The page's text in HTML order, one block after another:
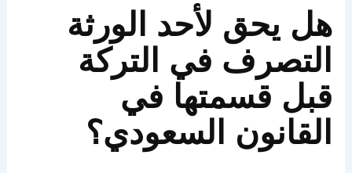
هل يحق لأحد الورثة
التصرف في التركة
قبل قسمتها في
القانون السعودي؟